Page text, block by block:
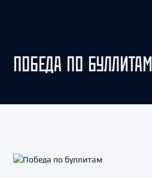
ПОБЕДА ПО БУЛЛИТАМ